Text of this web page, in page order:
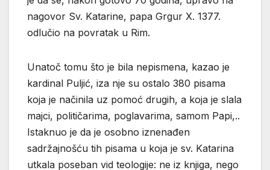
nagovor Sv. Katarine, papa Grgur X. 1377.
odlučio na povratak u Rim.
Unatoč tomu što je bila nepismena, kazao je
kardinal Puljić, iza nje su ostalo 380 pisama
koja je načinila uz pomoć drugih, a koja je slala
majci, političarima, poglavarima, samom Papi,..
Istaknuo je da je osobno iznenađen
sadržajnošću tih pisama u koja je sv. Katarina
utkala poseban vid teologije: ne iz knjiga, nego